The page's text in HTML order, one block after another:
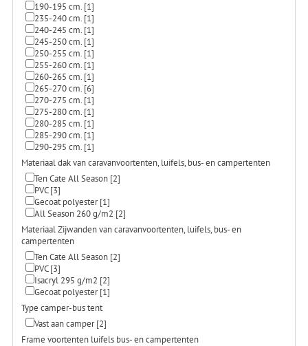
190-195 cm.[1]
235-240 cm.[1]
240-245 cm.[1]
245-250 cm.[1]
250-255 cm.[1]
255-260 cm.[1]
260-265 cm.[1]
265-270 cm.[6]
270-275 cm.[1]
275-280 cm.[1]
280-285 cm.[1]
285-290 cm.[1]
290-295 cm.[1]
Materiaal dak van caravanvoortenten, luifels, bus- en campertenten
Ten Cate All Season[2]
PVC[3]
Gecoat polyester[1]
All Season 260 g/m2 [2]
Materiaal Zijwanden van caravanvoortenten, luifels, bus- en
campertenten
Ten Cate All Season[2]
PVC[3]
Isacryl 295 g/m2 [2]
Gecoat polyester[1]
Type camper-bus tent
Vast aan camper[2]
Frame voortenten luifels bus- en campertenten